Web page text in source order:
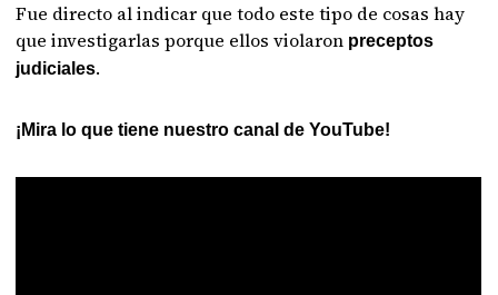
Fue directo al indicar que todo este tipo de cosas hay
que investigarlas porque ellos violaron preceptos
judiciales.
¡Mira lo que tiene nuestro canal de YouTube!